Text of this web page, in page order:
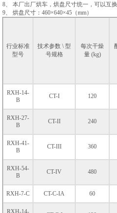
8、 本厂出厂烘车，烘盘尺寸统一，可以互
9、 烘盘尺寸：460×640×45（mm）
行业标准
型号
技术参数 \ 型
号规格
每次干燥
量 (kg)
RXH-14-
B
CT-I 120
RXH-27-
B
CT-II 240
RXH-41-
B
CT-III 360
RXH-54-
B
CT-IV 480
RXH-7-C CT-C-IA 60
RXH-14-